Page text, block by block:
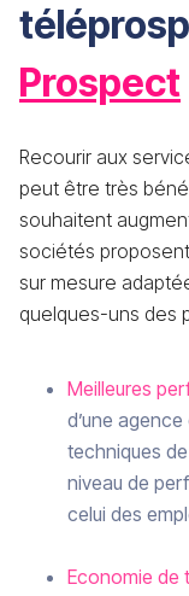
Prospect
Recourir aux
peut être très
souhaitent
sociétés
sur mesure
quelques-uns des
Meilleures
d’une
techniques
niveau de
celui des
Economie de